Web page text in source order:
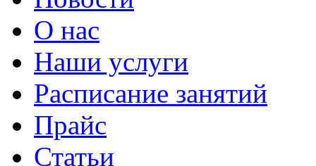
О нас
Наши услуги
Расписание занятий
Прайс
Статьи